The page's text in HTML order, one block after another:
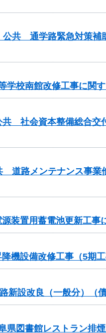
公共 通学路緊急対策
学校南館改修工事に関
社会資本整備総合交
道路メンテナンス事
装置用蓄電池更新工
機設備改修工事（5期
新設改良（一般分）
県図書館レストラン排